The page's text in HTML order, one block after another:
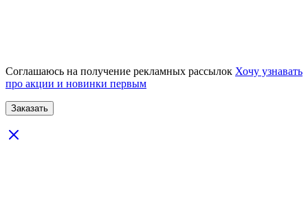
Соглашаюсь на получение рекламных рассылок Хочу узнавать
про акции и новинки первым